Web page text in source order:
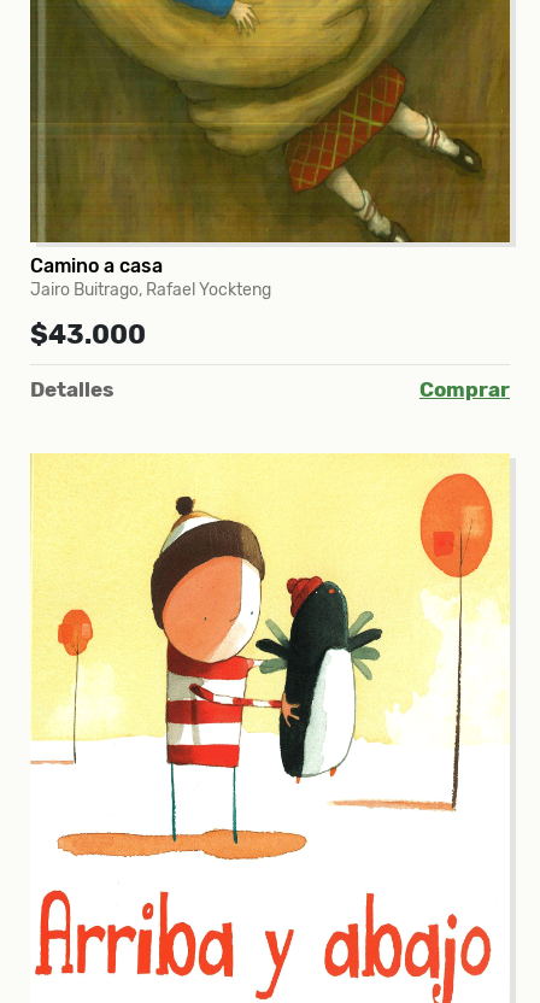
Camino a casa
Jairo Buitrago, Rafael Yockteng
$43.000
Detalles Comprar